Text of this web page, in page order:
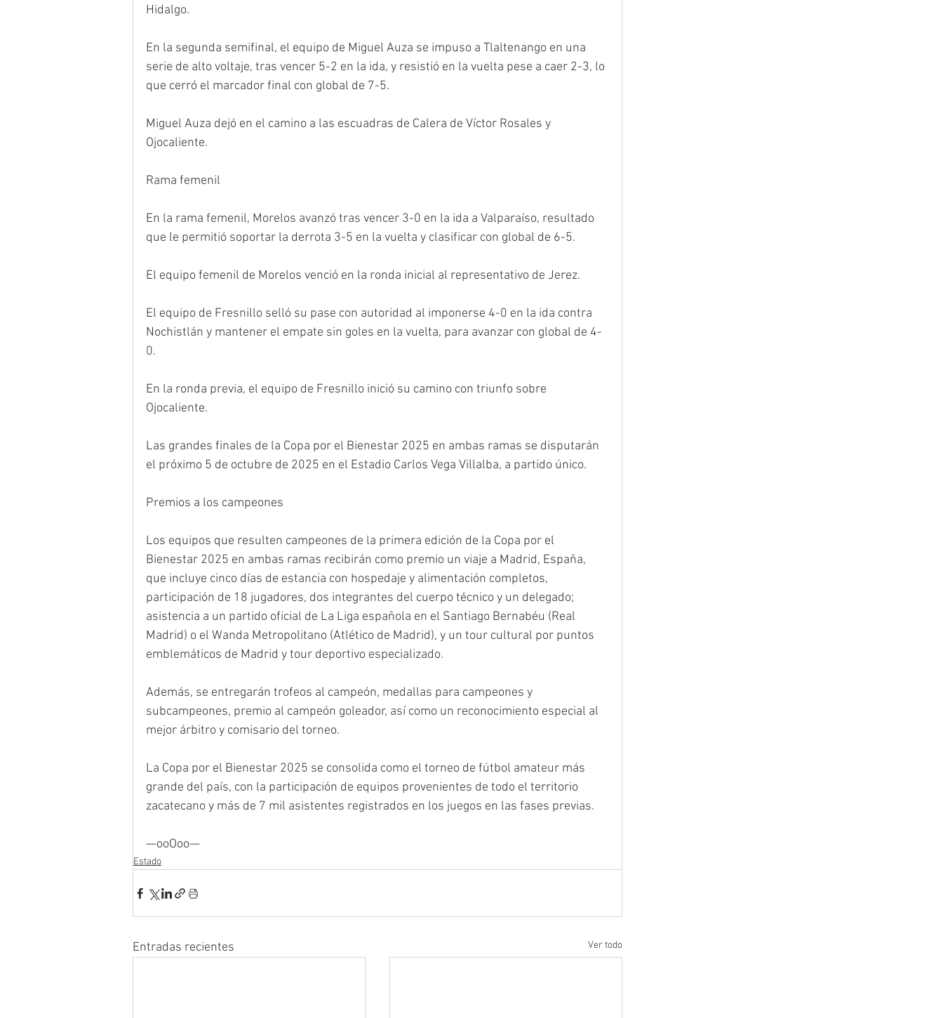
Hidalgo.
En la segunda semifinal, el equipo de Miguel Auza se impuso a Tlaltenango en una
serie de alto voltaje, tras vencer 5-2 en la ida, y resistió en la vuelta pese a caer 2-3, lo
que cerró el marcador final con global de 7-5.
Miguel Auza dejó en el camino a las escuadras de Calera de Víctor Rosales y
Ojocaliente.
Rama femenil
En la rama femenil, Morelos avanzó tras vencer 3-0 en la ida a Valparaíso, resultado
que le permitió soportar la derrota 3-5 en la vuelta y clasificar con global de 6-5.
El equipo femenil de Morelos venció en la ronda inicial al representativo de Jerez.
El equipo de Fresnillo selló su pase con autoridad al imponerse 4-0 en la ida contra
Nochistlán y mantener el empate sin goles en la vuelta, para avanzar con global de 4-
0.
En la ronda previa, el equipo de Fresnillo inició su camino con triunfo sobre
Ojocaliente.
Las grandes finales de la Copa por el Bienestar 2025 en ambas ramas se disputarán
el próximo 5 de octubre de 2025 en el Estadio Carlos Vega Villalba, a partido único.
Premios a los campeones
Los equipos que resulten campeones de la primera edición de la Copa por el
Bienestar 2025 en ambas ramas recibirán como premio un viaje a Madrid, España,
que incluye cinco días de estancia con hospedaje y alimentación completos,
participación de 18 jugadores, dos integrantes del cuerpo técnico y un delegado;
asistencia a un partido oficial de La Liga española en el Santiago Bernabéu (Real
Madrid) o el Wanda Metropolitano (Atlético de Madrid), y un tour cultural por puntos
emblemáticos de Madrid y tour deportivo especializado.
Además, se entregarán trofeos al campeón, medallas para campeones y
subcampeones, premio al campeón goleador, así como un reconocimiento especial al
mejor árbitro y comisario del torneo.
La Copa por el Bienestar 2025 se consolida como el torneo de fútbol amateur más
grande del país, con la participación de equipos provenientes de todo el territorio
zacatecano y más de 7 mil asistentes registrados en los juegos en las fases previas.
—ooOoo—
Estado
Entradas recientes Ver todo